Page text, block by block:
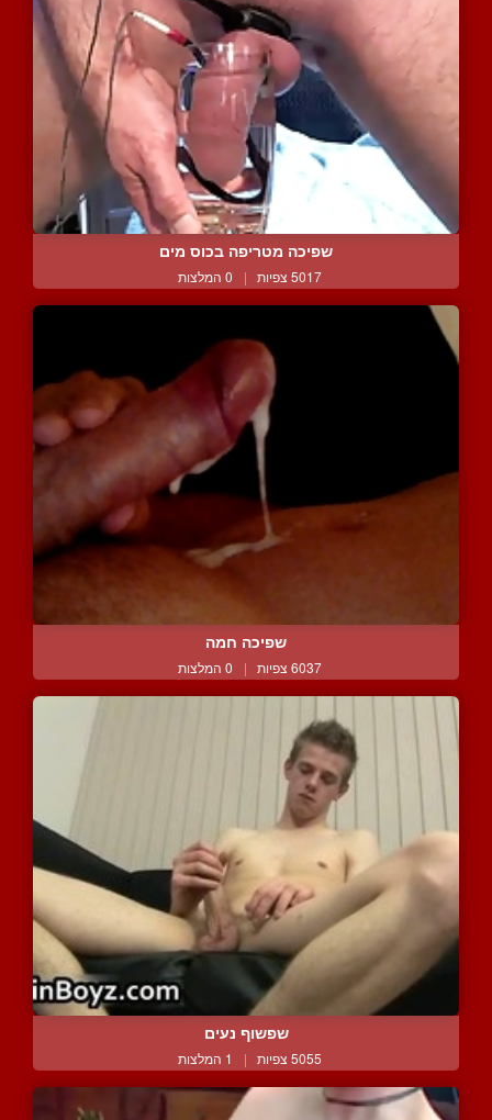
שפיכה מטריפה בכוס מים
5017 צפיות | 0 המלצות
שפיכה חמה
6037 צפיות | 0 המלצות
שפשוף נעים
5055 צפיות | 1 המלצות